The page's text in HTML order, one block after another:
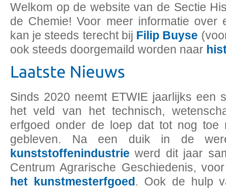
Welkom op de website van de Sectie
de Chemie! Voor meer informatie over
kan je steeds terecht bij Filip Buyse
ook steeds doorgemaild worden naar
Laatste Nieuws
Sinds 2020 neemt ETWIE jaarlijks een
het veld van het technisch,
erfgoed onder de loep dat tot nog toe
gebleven. Na een duik in de
kunststoffenindustrie werd dit jaar
Centrum Agrarische Geschiedenis,
het kunstmesterfgoed. Ook de hulp